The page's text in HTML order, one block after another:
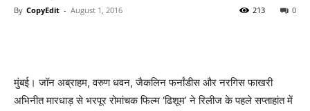
By CopyEdit - August 1, 2016 0
213
मुंबई। जॉन अब्राहम, वरुण धवन, जैकलिन फर्नांडीस और नरगिस फाखरी
अभिनीत मारधाड़ से भरपूर रोमांचक फिल्म ‘ढिशूम’ ने रिलीज के पहले सप्ताहांत में